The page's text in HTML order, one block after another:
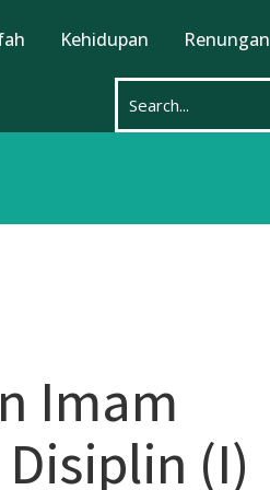
Kehidupan Renungan
Imam
(I)